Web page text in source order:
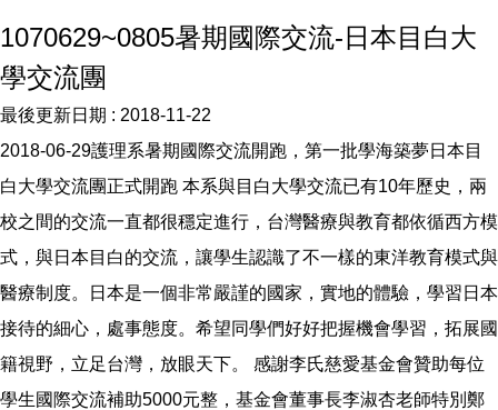
1070629~0805暑期國際交流-日本目白大
學交流團
最後更新日期 : 2018-11-22
2018-06-29護理系暑期國際交流開跑，第一批學海築夢日本目
白大學交流團正式開跑 本系與目白大學交流已有10年歷史，兩
校之間的交流一直都很穩定進行，台灣醫療與教育都依循西方模
式，與日本目白的交流，讓學生認識了不一樣的東洋教育模式與
醫療制度。日本是一個非常嚴謹的國家，實地的體驗，學習日本
接待的細心，處事態度。希望同學們好好把握機會學習，拓展國
籍視野，立足台灣，放眼天下。 感謝李氏慈愛基金會贊助每位
學生國際交流補助5000元整，基金會董事長李淑杏老師特別鄭